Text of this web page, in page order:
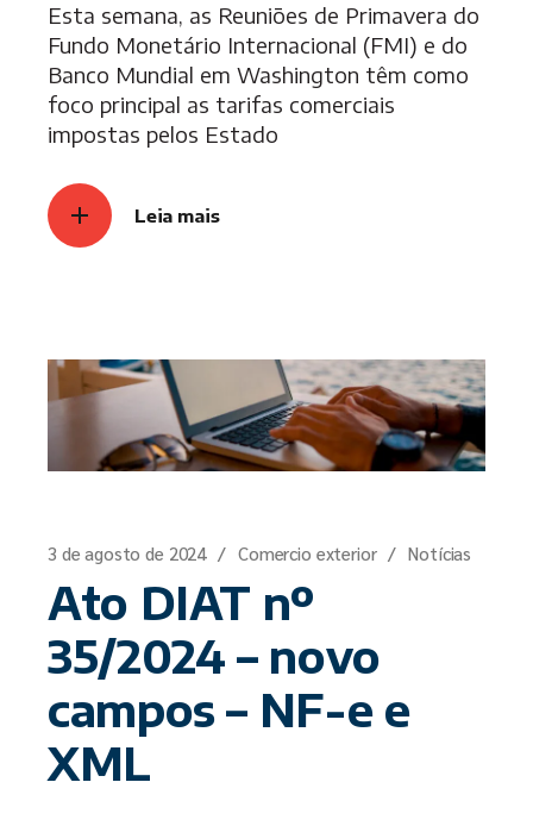
Esta semana, as Reuniões de Primavera do
Fundo Monetário Internacional (FMI) e do
Banco Mundial em Washington têm como
foco principal as tarifas comerciais
impostas pelos Estado
Leia mais
3 de agosto de 2024 Comercio exterior Notícias
Ato DIAT nº
35/2024 – novo
campos – NF-e e
XML